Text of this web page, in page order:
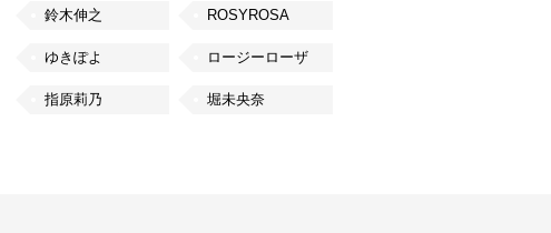
鈴木伸之 ROSYROSA
ゆきぽよ ロージーローザ
指原莉乃 堀未央奈